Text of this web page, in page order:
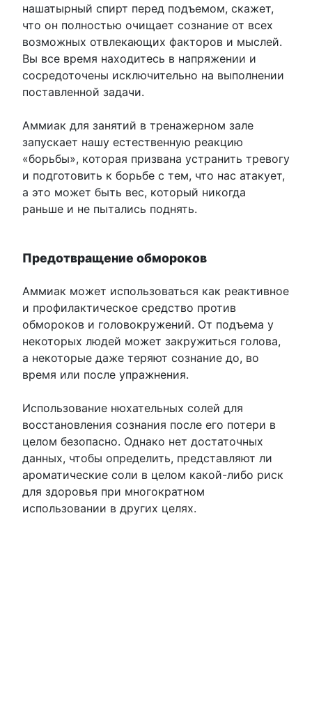
нашатырный спирт перед подъемом, скажет,
что он полностью очищает сознание от всех
возможных отвлекающих факторов и мыслей.
Вы все время находитесь в напряжении и
сосредоточены исключительно на выполнении
поставленной задачи.
Аммиак для занятий в тренажерном зале
запускает нашу естественную реакцию
«борьбы», которая призвана устранить тревогу
и подготовить к борьбе с тем, что нас атакует,
а это может быть вес, который никогда
раньше и не пытались поднять.
Предотвращение обмороков
Аммиак может использоваться как реактивное
и профилактическое средство против
обмороков и головокружений. От подъема у
некоторых людей может закружиться голова,
а некоторые даже теряют сознание до, во
время или после упражнения.
Использование нюхательных солей для
восстановления сознания после его потери в
целом безопасно. Однако нет достаточных
данных, чтобы определить, представляют ли
ароматические соли в целом какой-либо риск
для здоровья при многократном
использовании в других целях.